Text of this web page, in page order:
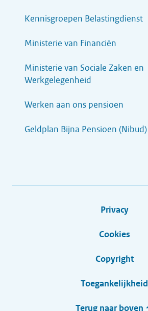
Kennisgroepen Belastingdienst
Ministerie van Financiën
Ministerie van Sociale Zaken en
Werkgelegenheid
Werken aan ons pensioen
Geldplan Bijna Pensioen (Nibud)
Privacy
Cookies
Copyright
Toegankelijkheid
Terug naar boven